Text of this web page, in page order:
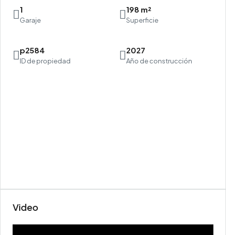
1
Garaje
198 m²
Superficie
p2584
ID de propiedad
2027
Año de construcción
Video